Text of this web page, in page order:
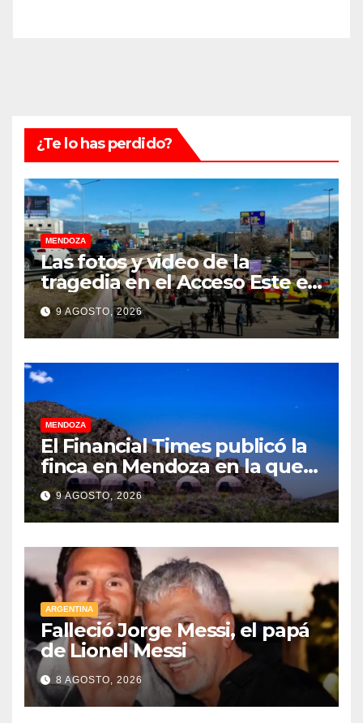
¿Te lo has perdido?
MENDOZA
Las fotos y video de la
tragedia en el Acceso Este en
donde murió un padre de
familia
9 AGOSTO, 2026
MENDOZA
El Financial Times publicó la
finca en Mendoza en la que
CEOs y millonarios de
empresas tecnológicas
planean enfrentar un posible
“apocalipsis” y guerra
nuclear
9 AGOSTO, 2026
ARGENTINA
Falleció Jorge Messi, el papá
de Lionel Messi
8 AGOSTO, 2026